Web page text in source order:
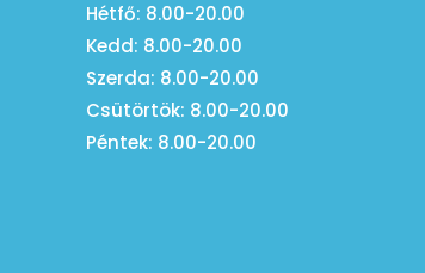
Hétfő: 8.00-20.00
Kedd: 8.00-20.00
Szerda: 8.00-20.00
Csütörtök: 8.00-20.00
Péntek: 8.00-20.00